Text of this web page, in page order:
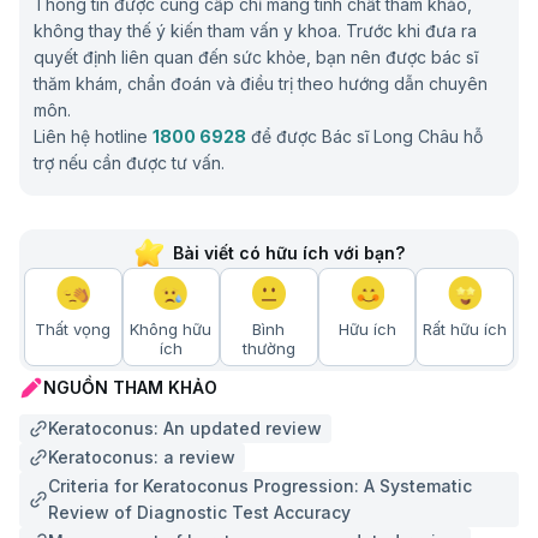
mạn tính làm tăng tần suất dụi mắt, từ đó góp
phần thúc đẩy bệnh tiến triển.
Phương pháp chẩn đoán và điều trị bệnh giác
mạc chóp
Phương pháp xét nghiệm và chẩn đoán bệnh giác
thăm khám lâm sàng và các kỹ thuật cận lâm sàng
chuyên sâu. Khám lâm sàng giúp phát hiện các triệu
chứng thị giác và những dấu hiệu bất thường của giác
mạc, trong khi các xét nghiệm cận lâm sàng có vai trò
xác định hình thái, độ cong và độ dày giác mạc. Việc
phối hợp cả hai phương pháp giúp chẩn đoán bệnh
chính xác, phát hiện các trường hợp giác mạc chóp
tiềm ẩn và đánh giá mức độ tiến triển để lựa chọn
phương pháp điều trị phù hợp.
Thông tin được cung cấp chỉ mang tính chất tham khảo,
không thay thế ý kiến tham vấn y khoa. Trước khi đưa ra
quyết định liên quan đến sức khỏe, bạn nên được bác sĩ
thăm khám, chẩn đoán và điều trị theo hướng dẫn chuyên
môn.
Liên hệ hotline 1800 6928 để được Bác sĩ Long Châu hỗ
trợ nếu cần được tư vấn.
Bài viết có hữu ích với bạn?
Thất vọng
Không hữu
ích
Bình
thường
Hữu ích Rất hữu ích
NGUỒN THAM KHẢO
Keratoconus: An updated review
Keratoconus: a review
Criteria for Keratoconus Progression: A Systematic
Review of Diagnostic Test Accuracy